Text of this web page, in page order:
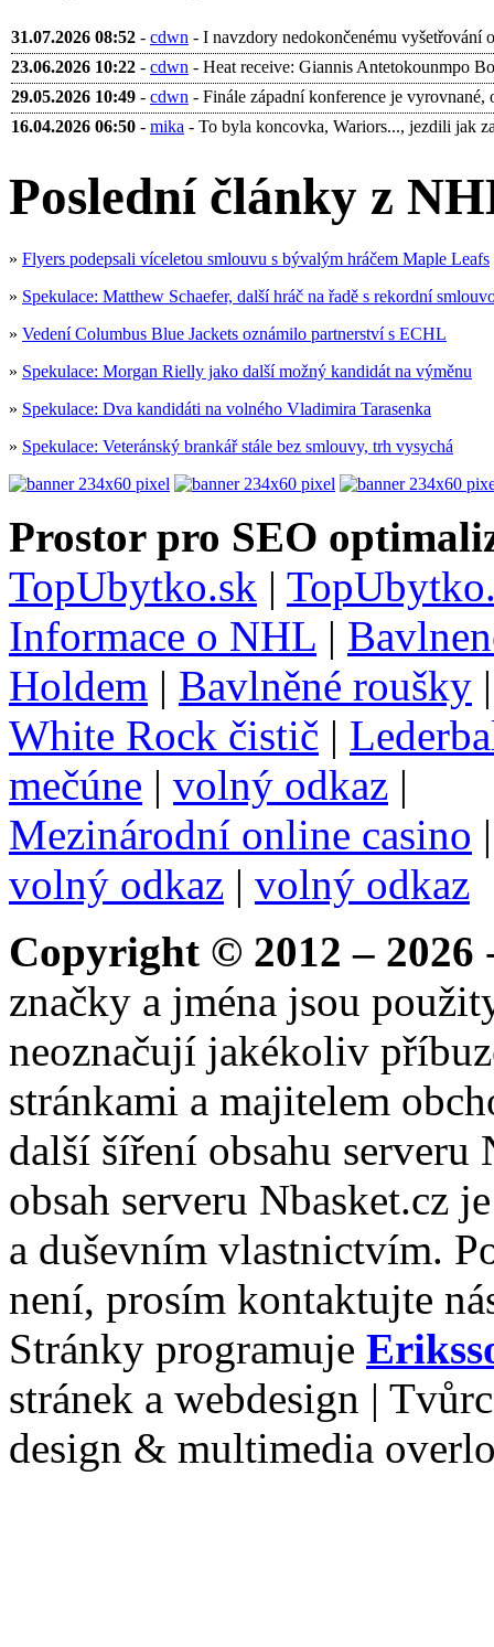
31.07.2026 08:52 - cdwn - I navzdory nedokončenému vyšetřování
23.06.2026 10:22 - cdwn - Heat receive: Giannis Antetokounmpo
29.05.2026 10:49 - cdwn - Finále západní konference je vyrovnané,
16.04.2026 06:50 - mika - To byla koncovka, Wariors..., jezdili jak
Poslední články z
» Flyers podepsali víceletou smlouvu s bývalým hráčem Maple Leafs
» Spekulace: Matthew Schaefer, další hráč na řadě s rekordní
» Vedení Columbus Blue Jackets oznámilo partnerství s ECHL
» Spekulace: Morgan Rielly jako další možný kandidát na výměnu
» Spekulace: Dva kandidáti na volného Vladimira Tarasenka
» Spekulace: Veteránský brankář stále bez smlouvy, trh vysychá
Prostor pro SEO
TopUbytko.sk |
Informace o NHL |
Holdem | Bavlněné roušky
White Rock čistič |
mečúne | volný odkaz |
Mezinárodní online casino
volný odkaz | volný odkaz
Copyright © 2012 – 2026
značky a jména jsou
neoznačují jakékoliv
stránkami a majitelem
další šíření obsahu serveru
obsah serveru Nbasket.cz
a duševním vlastnictvím.
není, prosím kontaktujte
Stránky programuje
stránek a webdesign |
design & multimedia